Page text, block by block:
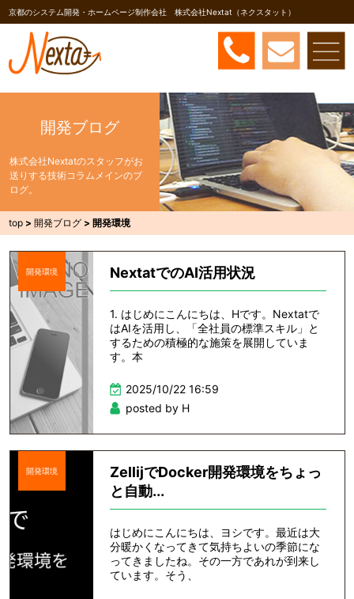
京都のシステム開発・ホームページ制作会社 株式会社Nextat（ネクスタット）
開発ブログ
株式会社Nextatのスタッフがお
送りする技術コラムメインのブ
ログ。
top >開発ブログ > 開発環境
開発環境 NextatでのAI活用状況
1. はじめにこんにちは、Hです。Nextatで
はAIを活用し、「全社員の標準スキル」と
するための積極的な施策を展開していま
す。本
2025/10/22 16:59
posted by H
開発環境
ZellijでDocker開発環境をちょっ
と自動...
はじめにこんにちは、ヨシです。最近は大
分暖かくなってきて気持ちよいの季節にな
ってきましたね。その一方であれが到来し
ています。そう、